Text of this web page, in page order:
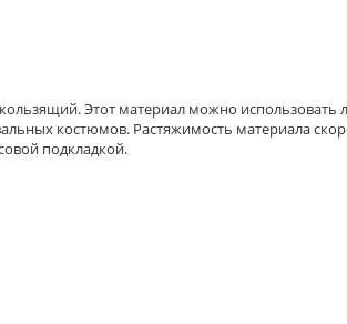
Этот материал можно использовать
костюмов. Растяжимость материала
подкладкой.